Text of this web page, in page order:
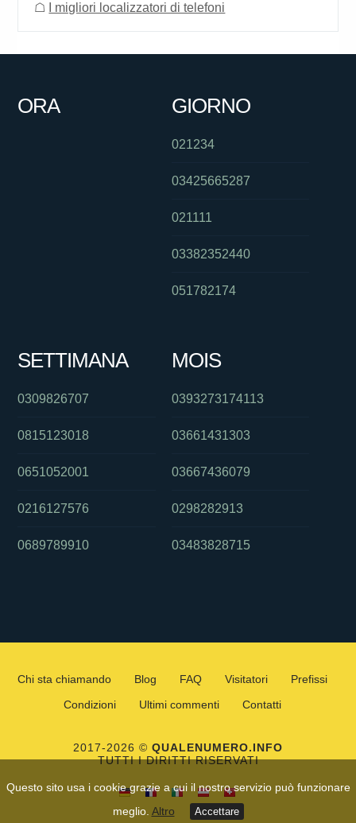
Questo sito usa i cookie grazie a cui il nostro servizio può funzionare
meglio. Altro Accettare
☖ I migliori localizzatori di telefoni
ORA GIORNO
021234
03425665287
021111
03382352440
051782174
SETTIMANA
0309826707
0815123018
0651052001
0216127576
0689789910
MOIS
0393273174113
03661431303
03667436079
0298282913
03483828715
Chi sta chiamando Blog FAQ Visitatori
Prefissi
Condizioni
Ultimi commenti Contatti
2017-2026 © QUALENUMERO.INFO
TUTTI I DIRITTI RISERVATI